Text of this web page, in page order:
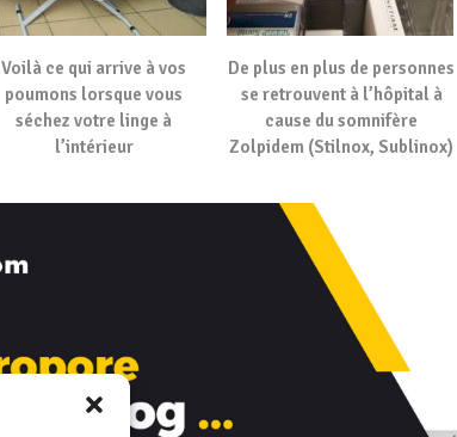
Voilà ce qui arrive à vos
poumons lorsque vous
séchez votre linge à
l’intérieur
De plus en plus de personnes
se retrouvent à l’hôpital à
cause du somnifère
Zolpidem (Stilnox, Sublinox)